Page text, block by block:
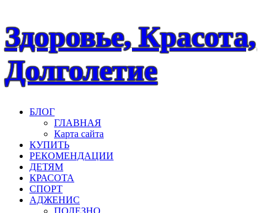
Наверх
Здоровье, Красота,
Долголетие
БЛОГ
ГЛАВНАЯ
Карта сайта
КУПИТЬ
РЕКОМЕНДАЦИИ
ДЕТЯМ
КРАСОТА
СПОРТ
АДЖЕНИС